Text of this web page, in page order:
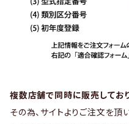
複数店舗で同時に販売しており
その為、サイトよりご注文を